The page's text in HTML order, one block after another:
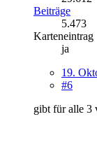
Beiträge
5.473
Karteneintrag
ja
19.
#6
gibt für alle 3